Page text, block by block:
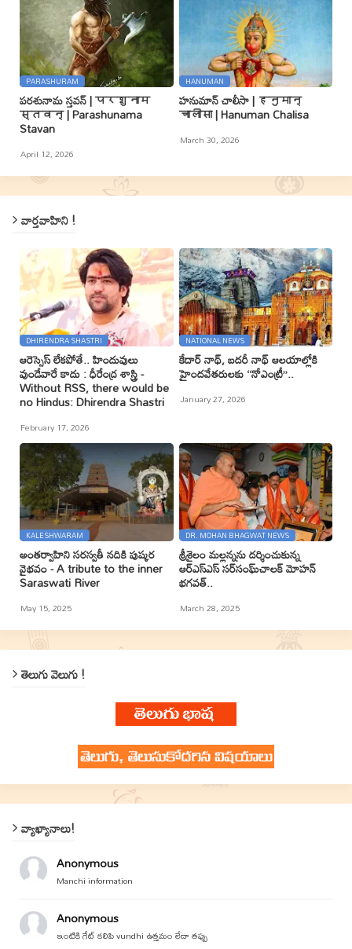
PARASHURAM
పరశునామ స్తవన్ | परशुनाम
स्तवन् | Parashunama
Stavan
April 12, 2026
HANUMAN
హనుమాన్ చాలీసా | हनुमान्
चालीसा | Hanuman Chalisa
March 30, 2026
వార్తవాహిని !
DHIRENDRA SHASTRI
ఆరెస్సెస్ లేకపోతే.. హిందువులు
వుండేవారే కాదు : ధీరేంద్ర శాస్త్రి -
Without RSS, there would be
no Hindus: Dhirendra Shastri
February 17, 2026
NATIONAL NEWS
కేదార్ నాథ్, బదరీ నాథ్ ఆలయాల్లోకి
హైందవేతరులకు ‘‘నోఎంట్రీ’’..
January 27, 2026
KALESHWARAM
అంతర్వాహిని సరస్వతీ నదికి పుష్కర
వైభవం - A tribute to the inner
Saraswati River
May 15, 2025
DR. MOHAN BHAGWAT NEWS
శ్రీశైలం మల్లన్నను దర్శించుకున్న
ఆర్ఎస్ఎస్ సర్‌సంఘ్‌చాలక్ మోహన్
భగవత్..
March 28, 2025
తెలుగు వెలుగు !
వ్యాఖ్యానాలు!
Anonymous
Manchi information
Anonymous
ఇంటికి గేట్ కలిపి vundhi ఉత్తమం లేదా తప్పు